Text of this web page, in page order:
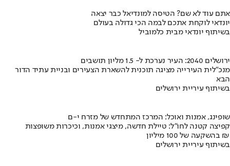
אתם עוד לא שם? הטיסה למונדיאל כבר יצאה
יונדאי לוקחת אתכם לבמה הכי גדולה בעולם
בשיתוף יונדאי מבית כלמוביל
ירושלים 2040: העיר נערכת ל- 1.5 מליון תושבים
מנכ"לית העירייה מציגה תוכנית להשארת הצעירים ובניית עתיד הדור
הבא
בשיתוף עיריית ירושלים
שופינג, אמנות ואוכל: המרכז המתחדש של מזרח י-ם
קפיצה קטנה לחו"ל: טיילת חדשה, מיצגי אמנות, וכיכרות משופצות
בהשקעה של 100 מיליון ₪
בשיתוף עיריית ירושלים